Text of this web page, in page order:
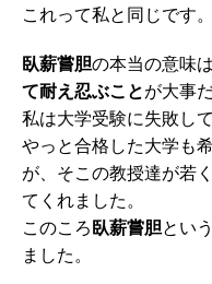
これって私と同じです。
臥薪嘗胆の本当の意味
て耐え忍ぶことが大事
私は大学受験に失敗し
やっと合格した大学も
が、そこの教授達が若
てくれました。
このころ臥薪嘗胆とい
ました。